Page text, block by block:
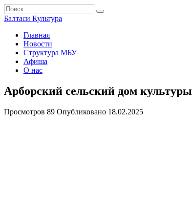
Перейти
к
содержанию
Search
for:
Балтаси Культура
Главная
Новости
Структура МБУ
Афиша
О нас
Арборский сельский дом культуры
Просмотров 89 Опубликовано 18.02.2025